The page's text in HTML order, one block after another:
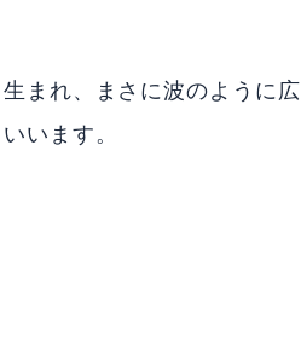
まれ、まさに波のように広
います。